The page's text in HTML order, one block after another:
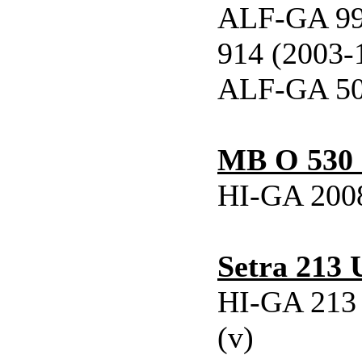
ALF-GA
914
ALF-GA
MB O
HI-GA
Setra 213
HI-GA 213
(v)